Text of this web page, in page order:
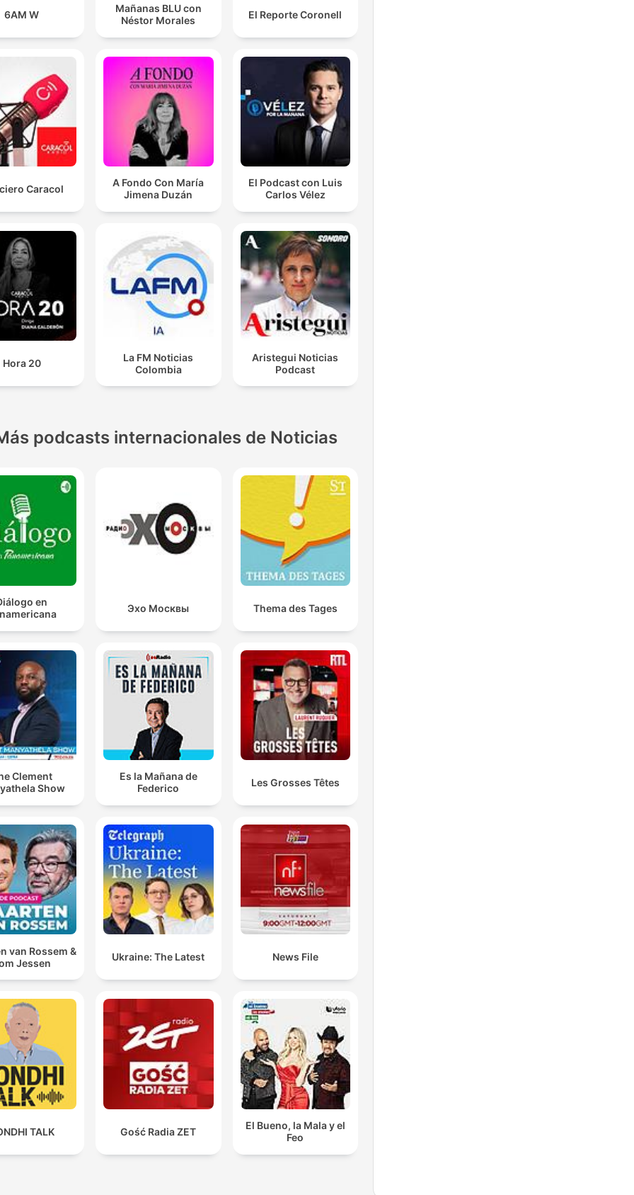
6AM W
Mañanas BLU con
Néstor Morales
El Reporte Coronell
Caracol
A Fondo Con María
Jimena Duzán
El Podcast con Luis
Carlos Vélez
Hora 20
La FM Noticias
Colombia
Aristegui Noticias
Podcast
podcasts internacionales de Noticias
en
Эхо Москвы Thema des Tages
Clement
Show
Es la Mañana de
Federico
Les Grosses Têtes
van Rossem &
Jessen
Ukraine: The Latest News File
TALK Gość Radia ZET
El Bueno, la Mala y el
Feo